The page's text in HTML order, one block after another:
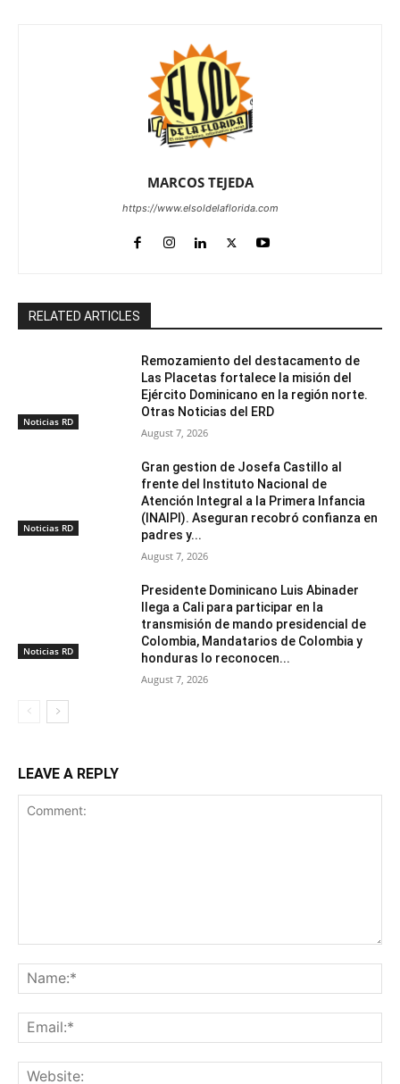
MARCOS TEJEDA
https://www.elsoldelaflorida.com
RELATED ARTICLES
Noticias RD
Remozamiento del destacamento de
Las Placetas fortalece la misión del
Ejército Dominicano en la región norte.
Otras Noticias del ERD
August 7, 2026
Noticias RD
Gran gestion de Josefa Castillo al
frente del Instituto Nacional de
Atención Integral a la Primera Infancia
(INAIPI). Aseguran recobró confianza en
padres y...
August 7, 2026
Noticias RD
Presidente Dominicano Luis Abinader
llega a Cali para participar en la
transmisión de mando presidencial de
Colombia, Mandatarios de Colombia y
honduras lo reconocen...
August 7, 2026
LEAVE A REPLY